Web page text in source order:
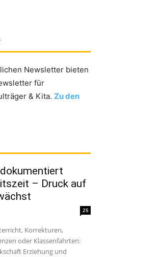
Newsletter bieten
für
& Kita. Zu den
– Druck auf
25
Korrekturen,
oder Klassenfahrten:
Erziehung und